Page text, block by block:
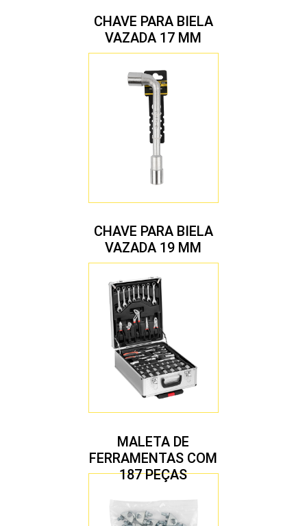
CHAVE PARA BIELA
VAZADA 17 MM
CHAVE PARA BIELA
VAZADA 19 MM
MALETA DE
FERRAMENTAS COM
187 PEÇAS